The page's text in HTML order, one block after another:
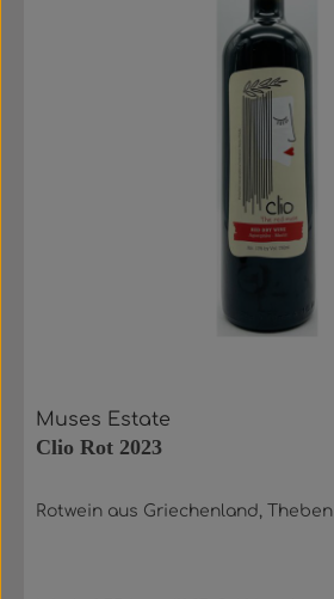
Muses Estate
Clio Rot 2023
Rotwein aus Griechenland, Theben